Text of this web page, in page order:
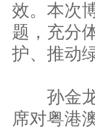
效。本次
题，充分
护、推动
孙金龙
席对粤港